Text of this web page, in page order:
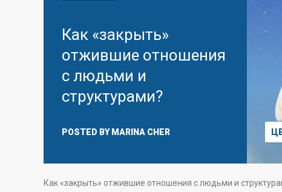
Как «закрыть»
отжившие отношения
с людьми и
структурами?
POSTED BY MARINA CHER
Как «закрыть» отжившие отношения с людьми и